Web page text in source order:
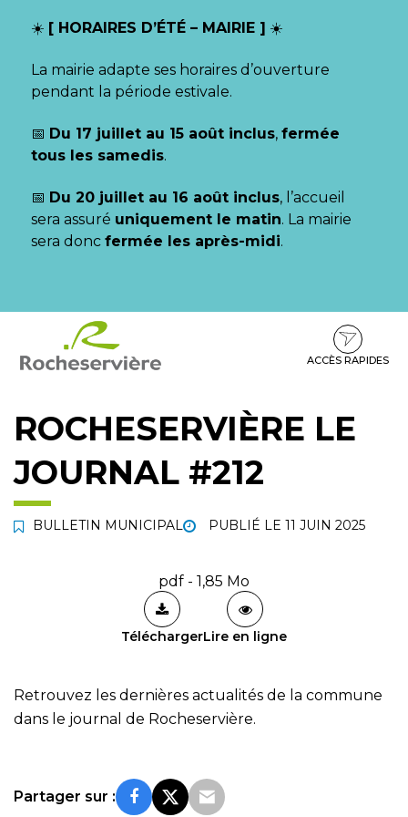
☀️ [ HORAIRES D’ÉTÉ – MAIRIE ] ☀️
La mairie adapte ses horaires d’ouverture
pendant la période estivale.
📅 Du 17 juillet au 15 août inclus, fermée
tous les samedis.
📅 Du 20 juillet au 16 août inclus, l’accueil
sera assuré uniquement le matin. La mairie
sera donc fermée les après-midi.
contenu
pied
ACCÈS RAPIDES
ROCHESERVIÈRE LE
JOURNAL #212
BULLETIN MUNICIPAL PUBLIÉ LE 11 JUIN 2025
pdf - 1,85 Mo
TéléchargerLire en ligne
Retrouvez les dernières actualités de la commune
dans le journal de Rocheservière.
Partager sur :